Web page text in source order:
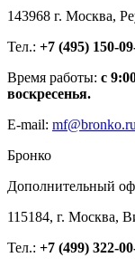
143968 г. Москва,
Тел.: +7 (495) 150-
Время работы: с
воскресенья.
E-mail: mf@bronko.ru
Бронко
Дополнительный
115184, г. Москва,
Тел.: +7 (499) 322-